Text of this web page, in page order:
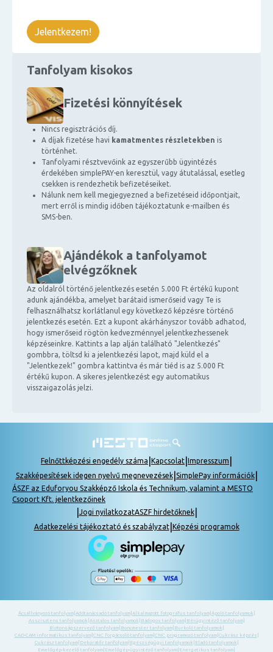
Tanfolyam kisokos
Fizetési könnyítések
Nincs regisztrációs díj.
A díjak fizetése havi kamatmentes részletekben is
történhet.
Tanfolyami résztvevőink az egyszerűbb ügyintézés
érdekében simplePAY-en keresztül, vagy átutalással, esetleg
csekken is rendezhetik befizetéseiket.
Nálunk nem kell megjegyezned a befizetéseid időpontjait,
mert erről is mindig időben tájékoztatunk e-mailben és
SMS-ben.
Ajándékok a tanfolyamot
elvégzőknek
Az oldalról történő jelentkezés esetén 5.000 Ft értékű kupont
adunk ajándékba, amelyet barátaid ismerőseid vagy Te is
felhasználhatsz korlátlanul egy következő képzésre történő
jelentkezés esetén. Ezt a kupont akárhányszor tovább adhatod,
hogy ismerőseid rögtön kedvezménnyel jelentkezhessenek
képzéseinkre. Kattints a lap alján található "Jelentkezés"
gombbra, töltsd ki a jelentkezési lapot, majd küld el a
"Jelentkezek!" gombra kattintva és már tiéd is az 5.000 Ft
értékű kupon. A sikeres jelentkezést egy automatikus
visszaigazolás jelzi.
Jelentkezem!
Felnőttképzési engedély száma Kapcsolat Impresszum
Szakképesítések idegen nyelvű megnevezések| SimplePay információk|
ÁSZF az Eduforyou Szakképző Iskola és Technikum, valamint a MESTO
Csoport Kft. jelentkezőinek
Jogi nyilatkozatASZF hirdetőknek|
Adatkezelési tájékoztató és szabályzat| Képzési programok
Ácsállványozó tanfolyam| Adótanácsadó tanfolyam| Alkalmazott fotográfus tanfolyam| Ápoló tanfolyamok
Asszisztens tanfolyamok Asztalos tanfolyamok Bádogos tanfolyam| Bérügyintéző tanfolyam|
Biztonságszervező tanfolyam| Boncmester tanfolyam| Burkoló tanfolyamok
CAD-CAM informatikus tanfolyam| CNC forgácsoló tanfolyam| CNC programozó tanfolyam| Cukrász képzés
Cukrász tanfolyam| Dekoratőr tanfolyam| Egészségügyi tanfolyamok Eladó tanfolyamok
Emelőgép-kezelő tanfolyam Emelőgép-ügyintéző tanfolyam Energetikus tanfolyam